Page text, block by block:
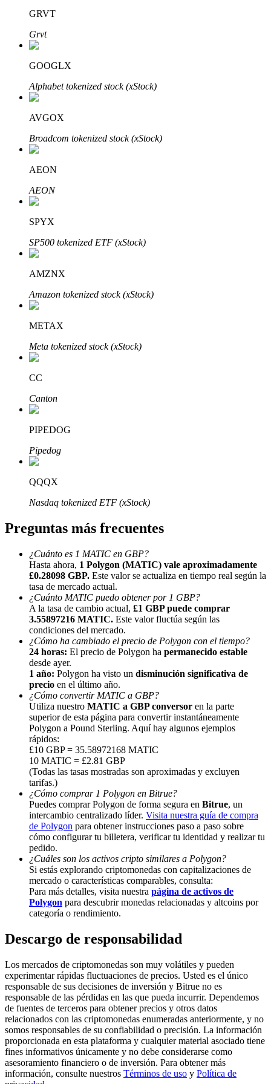
Inversión automática
Obtenga ganancias a largo plazo e intereses flexibles
Bitrue
Bitrue Partners
Afiliados de Bitrue
¡Hasta un 65% de comisiones!
Referencia
Invita a un amigo para recibir recompensas en efectivo
BTC Welcome Rewards
BTC Welcome Rewards
Deposit & Trade BTC to Share 25000 USDT prize pool!
Deposit CASHCAT & Win
Share 500000 CASHCAT prize pool
Register & Trade to Win 500,000 USDT
Precious Metals Trading Carnival
Trade Gold & Silver · 33,333 USDT Bonus
GRVT
Grvt
GOOGLX
Alphabet tokenized stock (xStock)
AVGOX
Broadcom tokenized stock (xStock)
AEON
AEON
SPYX
SP500 tokenized ETF (xStock)
AMZNX
Amazon tokenized stock (xStock)
METAX
Meta tokenized stock (xStock)
CC
Canton
PIPEDOG
Pipedog
QQQX
Nasdaq tokenized ETF (xStock)
Preguntas más frecuentes
¿Cuánto es 1 MATIC en GBP?
Hasta ahora, 1 Polygon (MATIC) vale aproximadamente
£0.28098 GBP. Este valor se actualiza en tiempo real según la
tasa de mercado actual.
¿Cuánto MATIC puedo obtener por 1 GBP?
A la tasa de cambio actual, £1 GBP puede comprar
3.55897216 MATIC. Este valor fluctúa según las
condiciones del mercado.
¿Cómo ha cambiado el precio de Polygon con el tiempo?
24 horas: El precio de Polygon ha permanecido estable
desde ayer.
1 año: Polygon ha visto un disminución significativa de
precio en el último año.
¿Cómo convertir MATIC a GBP?
Utiliza nuestro MATIC a GBP conversor en la parte
superior de esta página para convertir instantáneamente
Polygon a Pound Sterling. Aquí hay algunos ejemplos
rápidos:
£10 GBP = 35.58972168 MATIC
10 MATIC = £2.81 GBP
(Todas las tasas mostradas son aproximadas y excluyen
tarifas.)
¿Cómo comprar 1 Polygon en Bitrue?
Puedes comprar Polygon de forma segura en Bitrue, un
intercambio centralizado líder. Visita nuestra guía de compra
de Polygon para obtener instrucciones paso a paso sobre
cómo configurar tu billetera, verificar tu identidad y realizar tu
pedido.
¿Cuáles son los activos cripto similares a Polygon?
Si estás explorando criptomonedas con capitalizaciones de
mercado o características comparables, consulta:
Para más detalles, visita nuestra página de activos de
Polygon para descubrir monedas relacionadas y altcoins por
categoría o rendimiento.
Descargo de responsabilidad
Los mercados de criptomonedas son muy volátiles y pueden
experimentar rápidas fluctuaciones de precios. Usted es el único
responsable de sus decisiones de inversión y Bitrue no es
responsable de las pérdidas en las que pueda incurrir. Dependemos
de fuentes de terceros para obtener precios y otros datos
relacionados con las criptomonedas enumeradas anteriormente, y no
somos responsables de su confiabilidad o precisión. La información
proporcionada en esta plataforma y cualquier material asociado tiene
fines informativos únicamente y no debe considerarse como
asesoramiento financiero o de inversión. Para obtener más
información, consulte nuestros Términos de uso y Política de